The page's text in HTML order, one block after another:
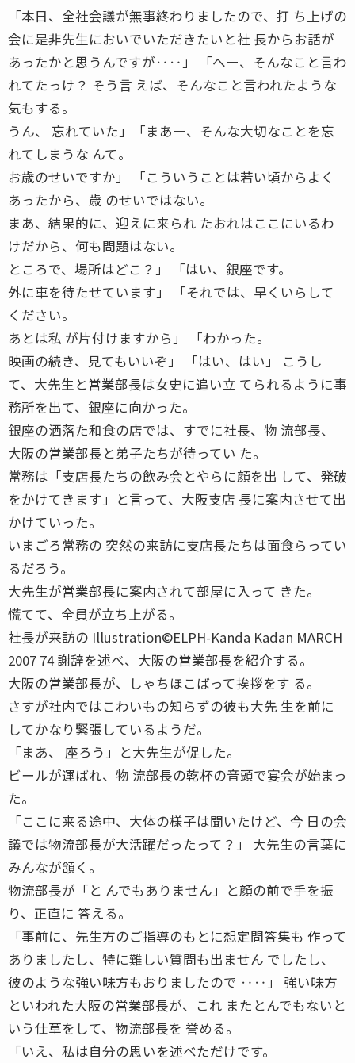
「本日、全社会議が無事終わりましたので、打 ち上げの
会に是非先生においでいただきたいと社 長からお話が
あったかと思うんですが‥‥」 「へー、そんなこと言わ
れてたっけ？ そう言 えば、そんなこと言われたような
気もする。
うん、 忘れていた」「まあー、そんな大切なことを忘
れてしまうな んて。
お歳のせいですか」 「こういうことは若い頃からよく
あったから、歳 のせいではない。
まあ、結果的に、迎えに来られ たおれはここにいるわ
けだから、何も問題はない。
ところで、場所はどこ？」 「はい、銀座です。
外に車を待たせています」 「それでは、早くいらして
ください。
あとは私 が片付けますから」 「わかった。
映画の続き、見てもいいぞ」 「はい、はい」 こうし
て、大先生と営業部長は女史に追い立 てられるように事
務所を出て、銀座に向かった。
銀座の洒落た和食の店では、すでに社長、物 流部長、
大阪の営業部長と弟子たちが待ってい た。
常務は「支店長たちの飲み会とやらに顔を出 して、発破
をかけてきます」と言って、大阪支店 長に案内させて出
かけていった。
いまごろ常務の 突然の来訪に支店長たちは面食らってい
るだろう。
大先生が営業部長に案内されて部屋に入って きた。
慌てて、全員が立ち上がる。
社長が来訪の Illustration©ELPH-Kanda Kadan MARCH
2007 74 謝辞を述べ、大阪の営業部長を紹介する。
大阪の営業部長が、しゃちほこばって挨拶をす る。
さすが社内ではこわいもの知らずの彼も大先 生を前に
してかなり緊張しているようだ。
「まあ、 座ろう」と大先生が促した。
ビールが運ばれ、物 流部長の乾杯の音頭で宴会が始まっ
た。
「ここに来る途中、大体の様子は聞いたけど、今 日の会
議では物流部長が大活躍だったって？」 大先生の言葉に
みんなが頷く。
物流部長が「と んでもありません」と顔の前で手を振
り、正直に 答える。
「事前に、先生方のご指導のもとに想定問答集も 作って
ありましたし、特に難しい質問も出ません でしたし、
彼のような強い味方もおりましたので ‥‥」 強い味方
といわれた大阪の営業部長が、これ またとんでもないと
いう仕草をして、物流部長を 誉める。
「いえ、私は自分の思いを述べただけです。